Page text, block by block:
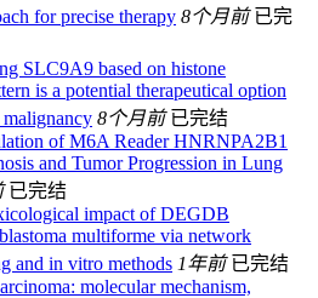
for precise therapy 8个月前 已完
SLC9A9 based on histone
is a potential therapeutical option
8个月前 已完结
of M6A Reader HNRNPA2B1
and Tumor Progression in Lung
已完结
impact of DEGDB
multiforme via network
and in vitro methods 1年前 已完结
molecular mechanism,